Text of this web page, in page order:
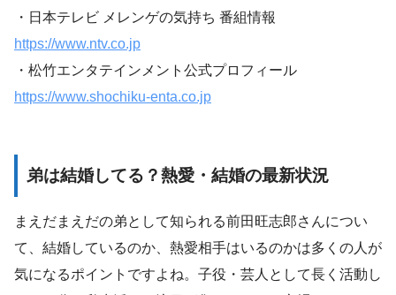
・日本テレビ メレンゲの気持ち 番組情報
https://www.ntv.co.jp
・松竹エンタテインメント公式プロフィール
https://www.shochiku-enta.co.jp
弟は結婚してる？熱愛・結婚の最新状況
まえだまえだの弟として知られる前田旺志郎さんについ
て、結婚しているのか、熱愛相手はいるのかは多くの人が
気になるポイントですよね。子役・芸人として長く活動し